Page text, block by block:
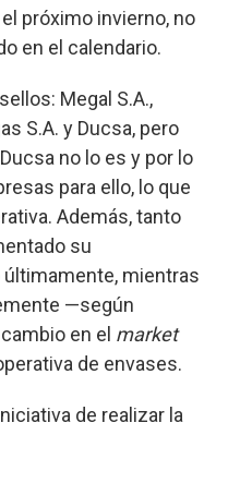
próximo invierno, no
en el calendario.
Megal S.A.,
S.A. y Ducsa, pero
no lo es y por lo
para ello, lo que
Además, tanto
su
mientras
—según
en el market
de envases.
de realizar la